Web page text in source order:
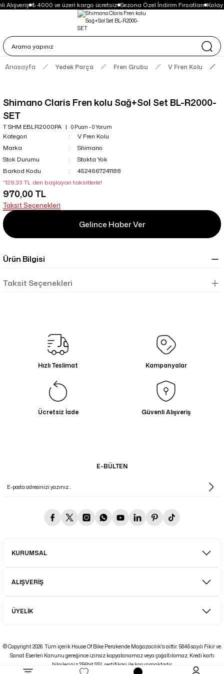
Alışveriş ₺ 4000 ve üzeri kargo ücretsiz Sezona Özel İndirim Fırsatları Kolay
Anasayfa Yedek Parça Fren Grubu V Fren Kolu
Shimano Claris Fren kolu Sağ+Sol Set BL-R2000-
SET
T SHM EBLR2000PA 0 Puan - 0 Yorum
Kategori
V Fren Kolu
Marka
Shimano
Stok Durumu
Stokta Yok
Barkod Kodu
4524667241188
*129,33 TL den başlayan taksitlerle!
970,00 TL
Taksit Seçenekleri
Gelince Haber Ver
Ürün Bilgisi
Taksit Seçenekleri
Hızlı Teslimat Kampanyalar
Ücretsiz İade Güvenli Alışveriş
E-BÜLTEN
KURUMSAL
ALIŞVERİŞ
ÜYELİK
© Copyright 2026. Tüm içerik House Of Bike Perakende Mağazacılık'a aittir. 5846 sayılı Fikir ve
Sanat Eserleri Kanunu gereğince izinsiz kopyalanamaz veya çoğaltılamaz. Kredi kartı
bilgileriniz 256bit SSL sertifikası ile korunmaktadır.